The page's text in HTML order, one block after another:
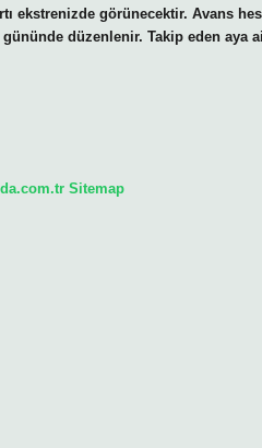
ekstrenizde görünecektir. Avans
düzenlenir. Takip eden aya
Sitemap